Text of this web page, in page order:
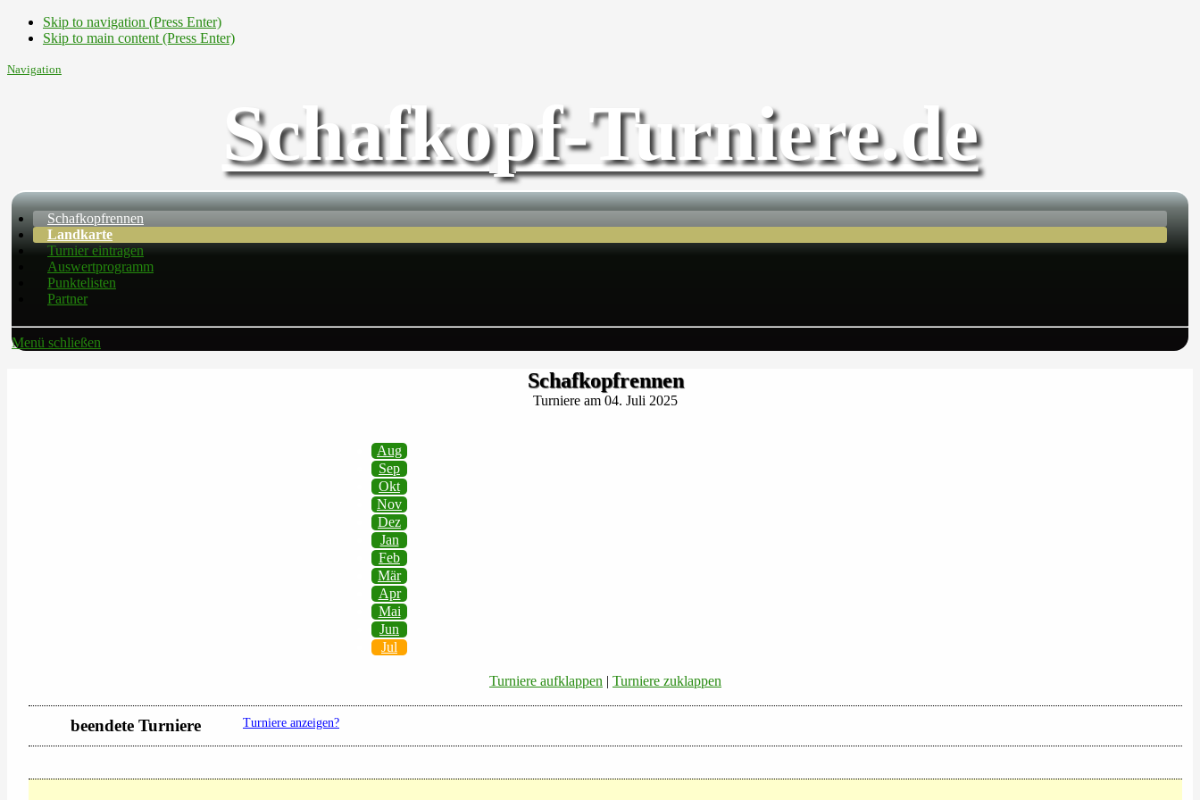
Skip to navigation (Press Enter)
Skip to main content (Press Enter)
Navigation
Schafkopf-Turniere.de
Schafkopfrennen
Landkarte
Turnier eintragen
Auswertprogramm
Punktelisten
Partner
Menü schließen
Schafkopfrennen
Turniere am 04. Juli 2025
Aug
Sep
Okt
Nov
Dez
Jan
Feb
Mär
Apr
Mai
Jun
Jul
Turniere aufklappen | Turniere zuklappen
beendete Turniere Turniere anzeigen?